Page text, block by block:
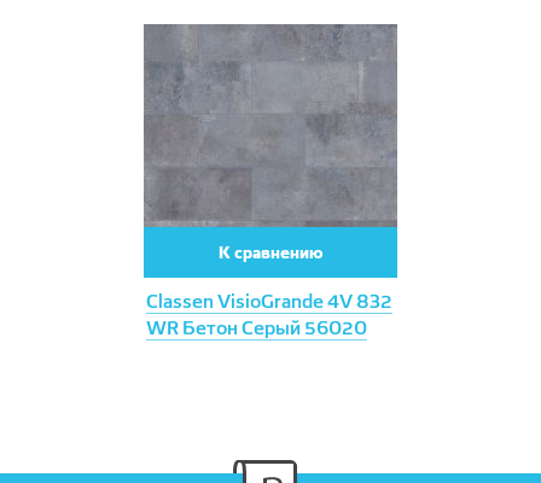
Classen VisioGrande 4V 832
WR Бетон Серый 56020
К сравнению